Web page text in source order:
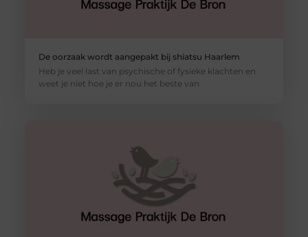
De oorzaak wordt aangepakt bij shiatsu Haarlem
Heb je veel last van psychische of fysieke klachten en
weet je niet hoe je er nou het beste van